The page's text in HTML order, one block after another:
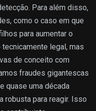
Para além disso,
como o caso em que
para aumentar o
legal, mas
de conceito com
fraudes gigantescas
quase uma década
robusta para reagir. Isso